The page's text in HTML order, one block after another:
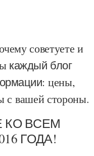
советуете и
каждый блог
: цены,
с вашей стороны.
КО ВСЕМ
ГОДА!